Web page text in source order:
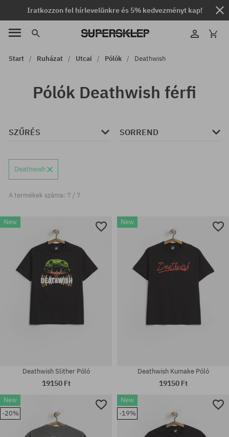
Iratkozzon fel hírlevelünkre és 5% kedvezményt kap!
Start Ruházat Utcai Pólók Deathwish
Pólók Deathwish férfi
SZŰRÉS SORREND
Deathwish
A termékek száma: 7 / 7
New
Deathwish Slither Póló
19150 Ft
New
Deathwish Kumake Póló
19150 Ft
New
-20%
New
-19%